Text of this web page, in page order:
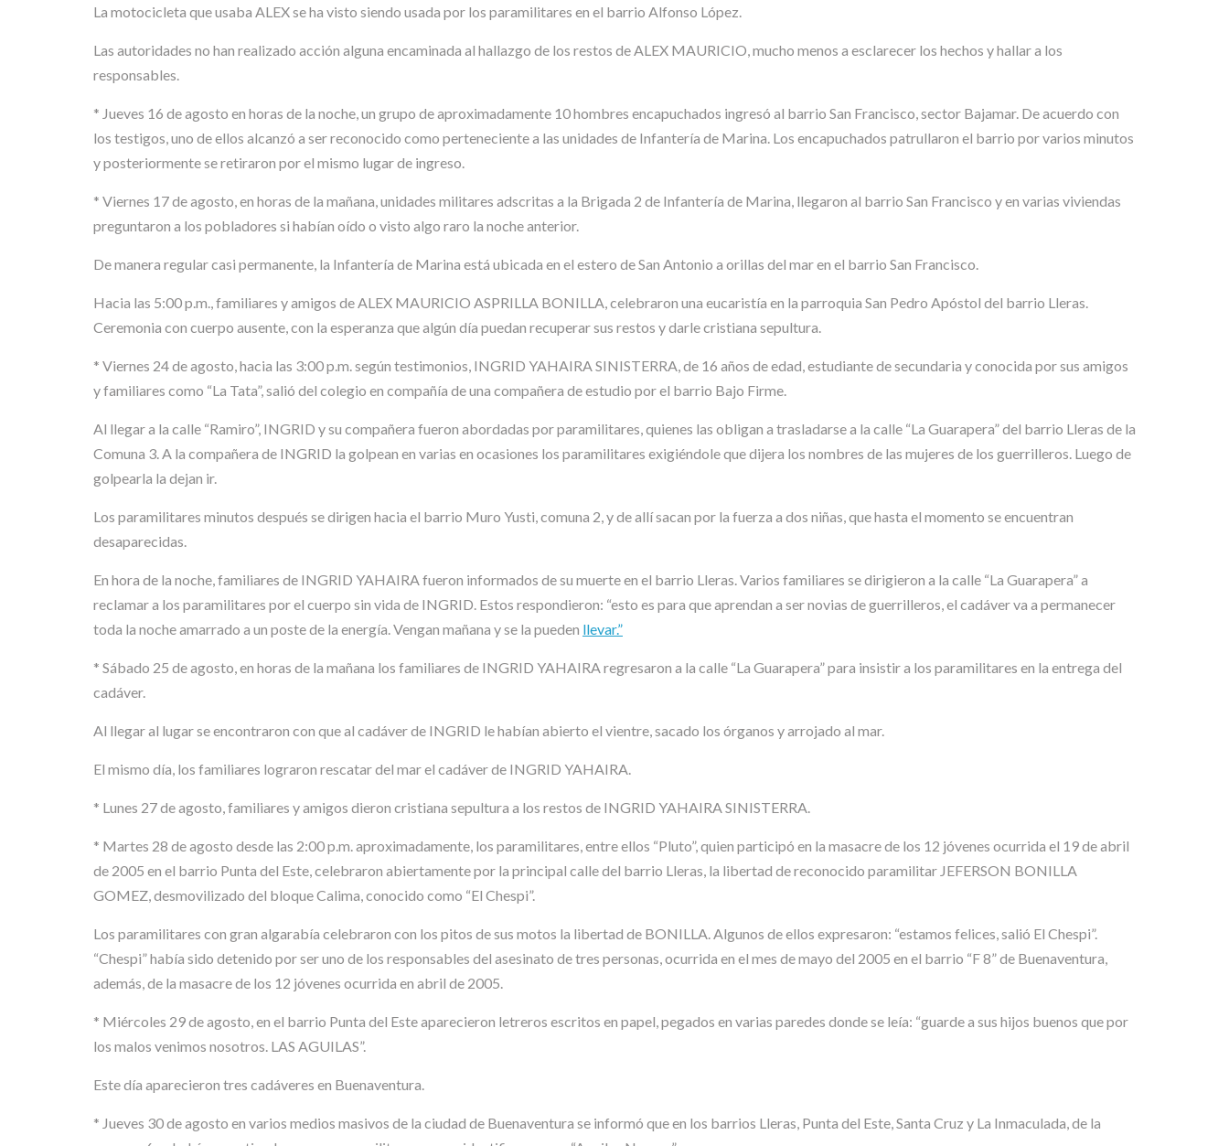
La motocicleta que usaba ALEX se ha visto siendo usada por los paramilitares en el barrio Alfonso López.
Las autoridades no han realizado acción alguna encaminada al hallazgo de los restos de ALEX MAURICIO, mucho menos a esclarecer los hechos y hallar a los
responsables.
* Jueves 16 de agosto en horas de la noche, un grupo de aproximadamente 10 hombres encapuchados ingresó al barrio San Francisco, sector Bajamar. De acuerdo con
los testigos, uno de ellos alcanzó a ser reconocido como perteneciente a las unidades de Infantería de Marina. Los encapuchados patrullaron el barrio por varios minutos
y posteriormente se retiraron por el mismo lugar de ingreso.
* Viernes 17 de agosto, en horas de la mañana, unidades militares adscritas a la Brigada 2 de Infantería de Marina, llegaron al barrio San Francisco y en varias viviendas
preguntaron a los pobladores si habían oído o visto algo raro la noche anterior.
De manera regular casi permanente, la Infantería de Marina está ubicada en el estero de San Antonio a orillas del mar en el barrio San Francisco.
Hacia las 5:00 p.m., familiares y amigos de ALEX MAURICIO ASPRILLA BONILLA, celebraron una eucaristía en la parroquia San Pedro Apóstol del barrio Lleras.
Ceremonia con cuerpo ausente, con la esperanza que algún día puedan recuperar sus restos y darle cristiana sepultura.
* Viernes 24 de agosto, hacia las 3:00 p.m. según testimonios, INGRID YAHAIRA SINISTERRA, de 16 años de edad, estudiante de secundaria y conocida por sus amigos
y familiares como “La Tata”, salió del colegio en compañía de una compañera de estudio por el barrio Bajo Firme.
Al llegar a la calle “Ramiro”, INGRID y su compañera fueron abordadas por paramilitares, quienes las obligan a trasladarse a la calle “La Guarapera” del barrio Lleras de la
Comuna 3. A la compañera de INGRID la golpean en varias en ocasiones los paramilitares exigiéndole que dijera los nombres de las mujeres de los guerrilleros. Luego de
golpearla la dejan ir.
Los paramilitares minutos después se dirigen hacia el barrio Muro Yusti, comuna 2, y de allí sacan por la fuerza a dos niñas, que hasta el momento se encuentran
desaparecidas.
En hora de la noche, familiares de INGRID YAHAIRA fueron informados de su muerte en el barrio Lleras. Varios familiares se dirigieron a la calle “La Guarapera” a
reclamar a los paramilitares por el cuerpo sin vida de INGRID. Estos respondieron: “esto es para que aprendan a ser novias de guerrilleros, el cadáver va a permanecer
toda la noche amarrado a un poste de la energía. Vengan mañana y se la pueden llevar.”
* Sábado 25 de agosto, en horas de la mañana los familiares de INGRID YAHAIRA regresaron a la calle “La Guarapera” para insistir a los paramilitares en la entrega del
cadáver.
Al llegar al lugar se encontraron con que al cadáver de INGRID le habían abierto el vientre, sacado los órganos y arrojado al mar.
El mismo día, los familiares lograron rescatar del mar el cadáver de INGRID YAHAIRA.
* Lunes 27 de agosto, familiares y amigos dieron cristiana sepultura a los restos de INGRID YAHAIRA SINISTERRA.
* Martes 28 de agosto desde las 2:00 p.m. aproximadamente, los paramilitares, entre ellos “Pluto”, quien participó en la masacre de los 12 jóvenes ocurrida el 19 de abril
de 2005 en el barrio Punta del Este, celebraron abiertamente por la principal calle del barrio Lleras, la libertad de reconocido paramilitar JEFERSON BONILLA
GOMEZ, desmovilizado del bloque Calima, conocido como “El Chespi”.
Los paramilitares con gran algarabía celebraron con los pitos de sus motos la libertad de BONILLA. Algunos de ellos expresaron: “estamos felices, salió El Chespi”.
“Chespi” había sido detenido por ser uno de los responsables del asesinato de tres personas, ocurrida en el mes de mayo del 2005 en el barrio “F 8” de Buenaventura,
además, de la masacre de los 12 jóvenes ocurrida en abril de 2005.
* Miércoles 29 de agosto, en el barrio Punta del Este aparecieron letreros escritos en papel, pegados en varias paredes donde se leía: “guarde a sus hijos buenos que por
los malos venimos nosotros. LAS AGUILAS”.
Este día aparecieron tres cadáveres en Buenaventura.
* Jueves 30 de agosto en varios medios masivos de la ciudad de Buenaventura se informó que en los barrios Lleras, Punta del Este, Santa Cruz y La Inmaculada, de la